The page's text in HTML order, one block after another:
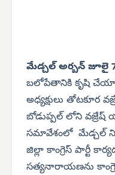
మేడ్చల్ అర్బన్ జూలై
బలోపేతానికి కృషి
అధ్యక్షులు తోటకూర
బోడుప్పల్ లోని
సమావేశంలో మేడ్చల్
జిల్లా కాంగ్రెస్ పార్టీ
సత్యనారాయణను